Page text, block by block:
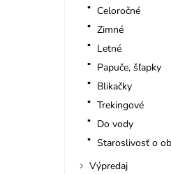
Celoročné
Zimné
Letné
Papuče, šľapky
Blikačky
Trekingové
Do vody
Staroslivosť o
Výpredaj